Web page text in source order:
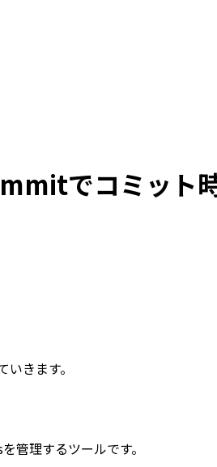
でコミット
きます。
理するツールです。